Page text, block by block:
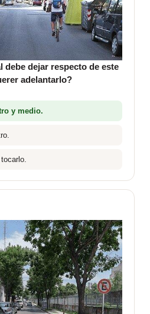
debe dejar respecto de este
adelantarlo?
y medio.